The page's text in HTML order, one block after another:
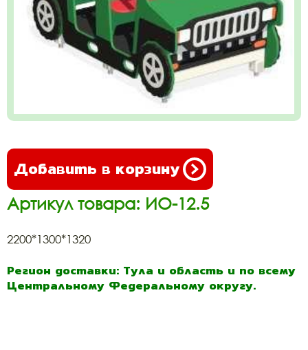
Добавить в корзину
Артикул товара: ИО-12.5
2200*1300*1320
Регион доставки: Тула и область и по всему
Центральному Федеральному округу.